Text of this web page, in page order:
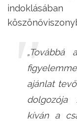
„Továbbá
ajánlat
dolgozója
kíván a